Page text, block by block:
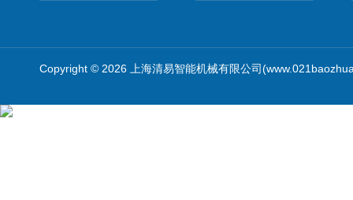
Copyright © 2026 上海清易智能机械有限公司